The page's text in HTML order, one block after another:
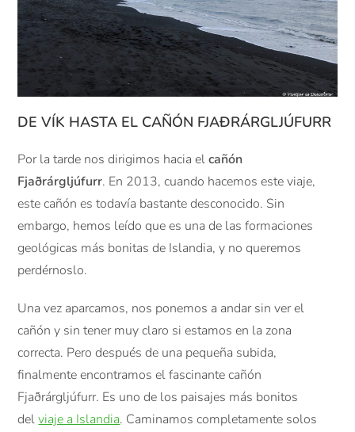
DE VÍK HASTA EL CAÑÓN FJAÐRÁRGLJÚFURR
Por la tarde nos dirigimos hacia elcañón
Fjaðrárgljúfurr. En 2013, cuando hacemos este viaje,
este cañón es todavía bastante desconocido. Sin
embargo, hemos leído que es una de las formaciones
geológicas más bonitas de Islandia, y no queremos
perdérnoslo.
Una vez aparcamos, nos ponemos a andar sin ver el
cañón y sin tener muy claro si estamos en la zona
correcta. Pero después de una pequeña subida,
finalmente encontramos el fascinante cañón
Fjaðrárgljúfurr. Es uno de los paisajes más bonitos
delviaje a Islandia. Caminamos completamente solos